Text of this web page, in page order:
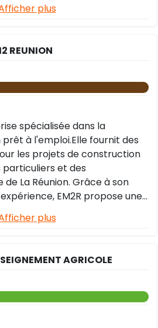
plus
REUNION
à l'emploi.Elle fournit des
les projets de construction
et des
La Réunion. Grâce à son
EM2R propose une
soit pour la réalisation de
normes en vigueur dans le
plus
AGRICOLE